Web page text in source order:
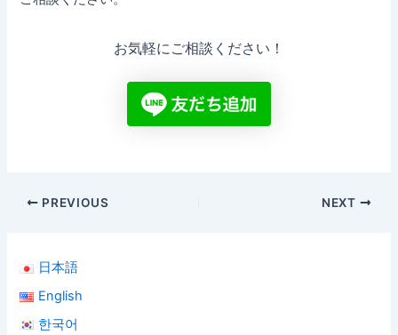
日本語
English
한국어
お気軽にご相談ください！
PREVIOUS NEXT